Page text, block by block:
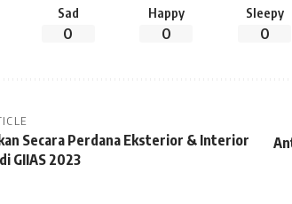
Sad
0
Happy
0
Sleepy
0
Secara Perdana Eksterior & Interior
GIIAS 2023